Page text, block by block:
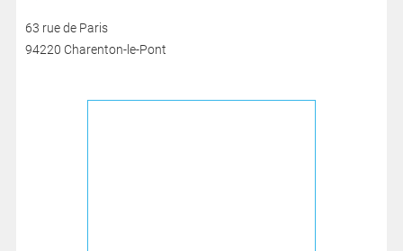
63 rue de Paris
94220 Charenton-le-Pont